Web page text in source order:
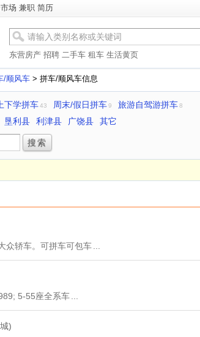
场 兼职 简历
东营房产 招聘 二手车 租车 生活黄页
/顺风车 > 拼车/顺风车信息
上下学拼车43 周末/假日拼车9 旅游自驾游拼车8
垦利县 利津县 广饶县 其它
众轿车。可拼车可包车
5-55座全系车
)